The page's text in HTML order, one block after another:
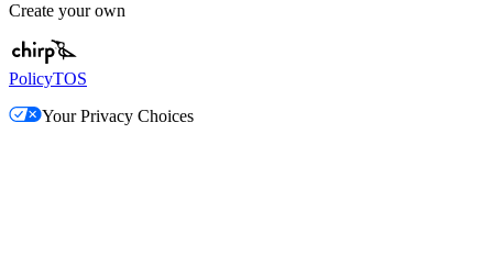
Create your own
PolicyTOS
Your Privacy Choices